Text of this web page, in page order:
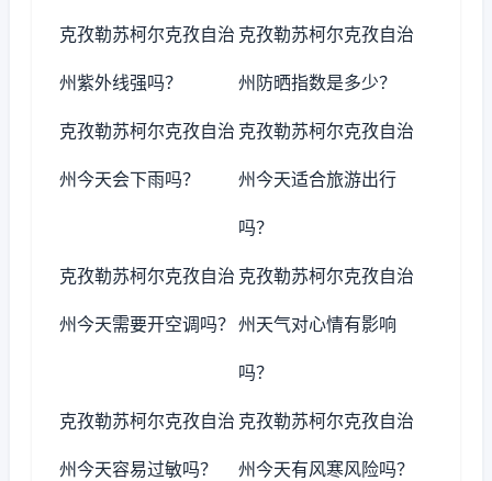
克孜勒苏柯尔克孜自治
州紫外线强吗？
克孜勒苏柯尔克孜自治
州防晒指数是多少？
克孜勒苏柯尔克孜自治
州今天会下雨吗？
克孜勒苏柯尔克孜自治
州今天适合旅游出行
吗？
克孜勒苏柯尔克孜自治
州今天需要开空调吗？
克孜勒苏柯尔克孜自治
州天气对心情有影响
吗？
克孜勒苏柯尔克孜自治
州今天容易过敏吗？
克孜勒苏柯尔克孜自治
州今天有风寒风险吗？